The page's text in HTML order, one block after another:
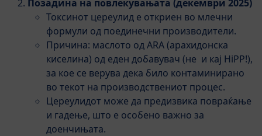
Позадина на повлекувањата (декември 2025)
Токсинот цереулид е откриен во млечни
формули од поединечни производители.
Причина: маслото од ARA (арахидонска
киселина) од еден добавувач (не и кај HiPP!),
за кое се верува дека било контаминирано
во текот на производствениот процес.
Цереулидот може да предизвика повраќање
и гадење, што е особено важно за
доенчињата.